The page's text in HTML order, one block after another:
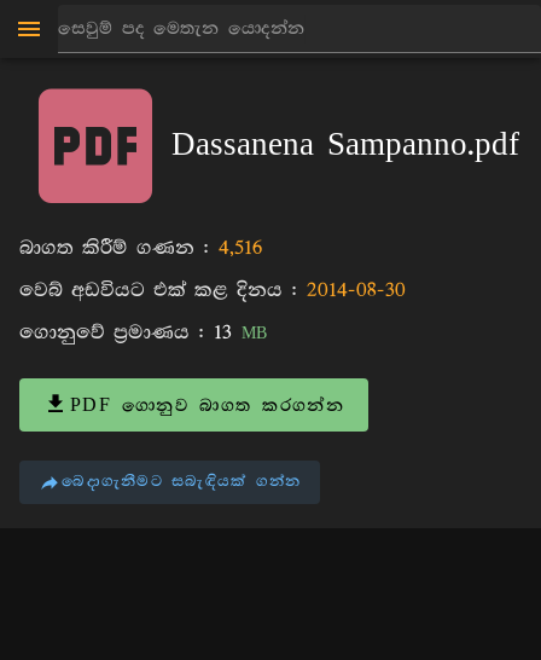
Dassanena Sampanno.pdf
බාගත කිරීම් ගණන : 4,516
වෙබ් අඩවියට එක් කළ දිනය : 2014-08-30
ගොනුවේ ප්‍රමාණය : 13 MB
PDF ගොනුව බාගත කරගන්න
බෙදාගැනීමට සබැඳියක් ගන්න